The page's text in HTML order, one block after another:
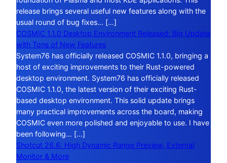
release brings several useful new features along with the
usual round of bug fixes… […]
COSMIC 1.1.0 Desktop Environment Released: Big Update
with Tons of New Features
System76 has officially released COSMIC 1.1.0, bringing a
host of exciting improvements to their Rust-powered
desktop environment. System76 has officially released
COSMIC 1.1.0, the latest version of their exciting Rust-
based desktop environment. This solid update brings
many practical improvements across the board, making
COSMIC even more polished and enjoyable to use. I have
been following… […]
Shotcut 26.6: High Dynamic Range Preview, External
Monitor & More